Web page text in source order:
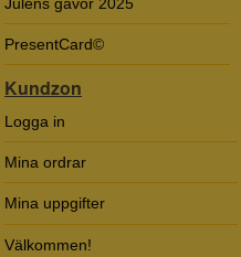
PresentCard©
Kundzon
Logga in
Mina ordrar
Mina uppgifter
Välkommen!